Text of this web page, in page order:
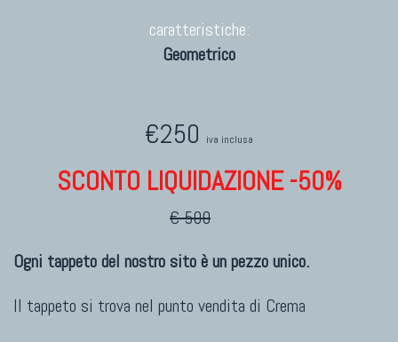
caratteristiche:
Geometrico
€250 iva inclusa
SCONTO LIQUIDAZIONE -50%
€ 500
Ogni tappeto del nostro sito è un pezzo unico.
Il tappeto si trova nel punto vendita di Crema